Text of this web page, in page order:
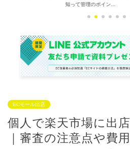
知って管理のポイン...
ECモール出店
個人で楽天市場に出
｜審査の注意点や費